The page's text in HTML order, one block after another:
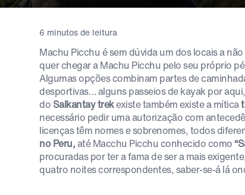
6 minutos de leitura
Machu Picchu é sem dúvida um dos locais a
quer chegar a Machu Picchu pelo seu próprio
Algumas opções combinam partes de
desportivas… alguns passeios de kayak por
do Salkantay trekexiste também existe a mítica
necessário pedir uma autorização com
licenças têm nomes e sobrenomes, todos
no Peru, até Macchu Picchu conhecido como
procuradas por ter a fama de ser a mais
quatro noites correspondentes, saber-se-á lá